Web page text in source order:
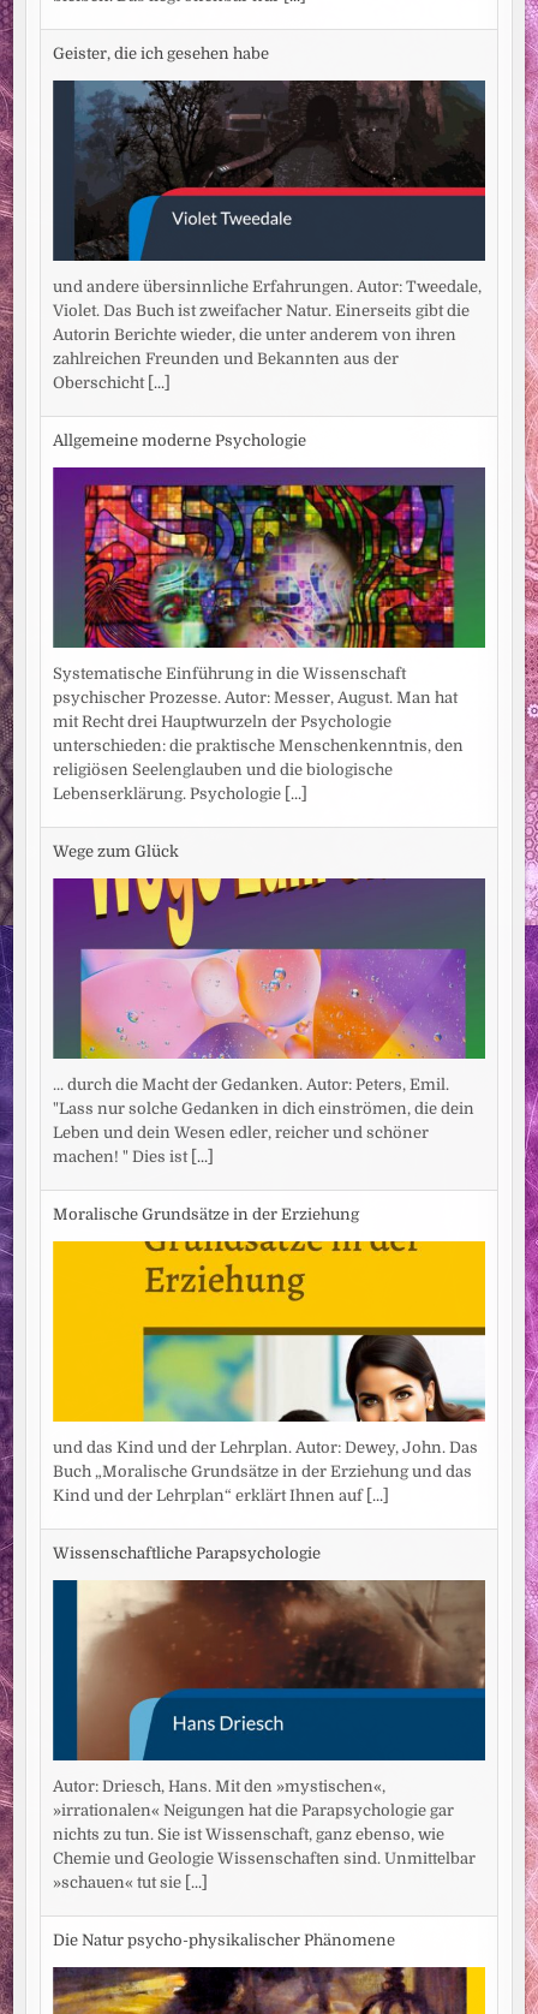
Geister, die ich gesehen habe
und andere übersinnliche Erfahrungen. Autor: Tweedale,
Violet. Das Buch ist zweifacher Natur. Einerseits gibt die
Autorin Berichte wieder, die unter anderem von ihren
zahlreichen Freunden und Bekannten aus der
Oberschicht [...]
Allgemeine moderne Psychologie
Systematische Einführung in die Wissenschaft
psychischer Prozesse. Autor: Messer, August. Man hat
mit Recht drei Hauptwurzeln der Psychologie
unterschieden: die praktische Menschenkenntnis, den
religiösen Seelenglauben und die biologische
Lebenserklärung. Psychologie [...]
Wege zum Glück
... durch die Macht der Gedanken. Autor: Peters, Emil.
"Lass nur solche Gedanken in dich einströmen, die dein
Leben und dein Wesen edler, reicher und schöner
machen! " Dies ist [...]
Moralische Grundsätze in der Erziehung
und das Kind und der Lehrplan. Autor: Dewey, John. Das
Buch „Moralische Grundsätze in der Erziehung und das
Kind und der Lehrplan“ erklärt Ihnen auf [...]
Wissenschaftliche Parapsychologie
Autor: Driesch, Hans. Mit den »mystischen«,
»irrationalen« Neigungen hat die Parapsychologie gar
nichts zu tun. Sie ist Wissenschaft, ganz ebenso, wie
Chemie und Geologie Wissenschaften sind. Unmittelbar
»schauen« tut sie [...]
Die Natur psycho-physikalischer Phänomene